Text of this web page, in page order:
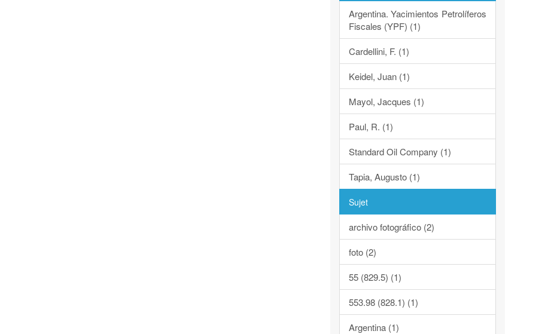
Argentina. Yacimientos Petrolíferos
Fiscales (YPF) (1)
Cardellini, F. (1)
Keidel, Juan (1)
Mayol, Jacques (1)
Paul, R. (1)
Standard Oil Company (1)
Tapia, Augusto (1)
Sujet
archivo fotográfico (2)
foto (2)
55 (829.5) (1)
553.98 (828.1) (1)
Argentina (1)